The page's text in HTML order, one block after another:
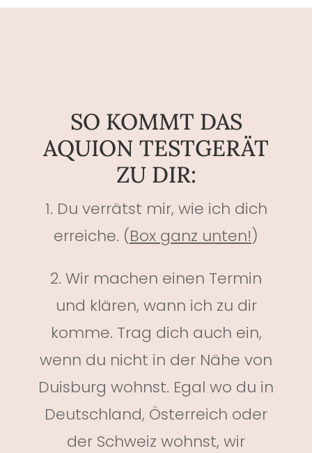
SO KOMMT DAS
AQUION TESTGERÄT
ZU DIR:
1. Du verrätst mir, wie ich dich
erreiche. (Box ganz unten!)
2. Wir machen einen Termin
und klären, wann ich zu dir
komme. Trag dich auch ein,
wenn du nicht in der Nähe von
Duisburg wohnst. Egal wo du in
Deutschland, Österreich oder
der Schweiz wohnst, wir